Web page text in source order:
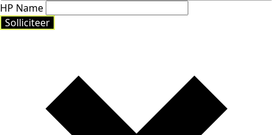
HP Name
Solliciteer